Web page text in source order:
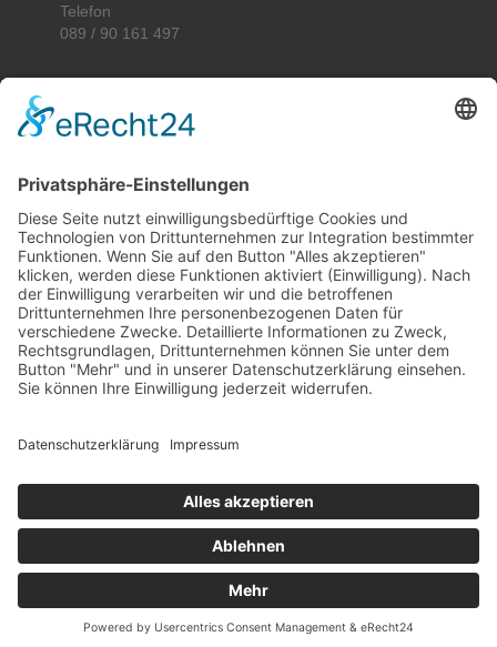
Telefon
089 / 90 161 497
Umgebung
Alle Einsatzgebiete Altstadt Lehel
Aubing
Au-Haidhausen
Am Hart Bogenhausen
Forstenried
Fürstenried
Großhadern Isarvorstadt
Laim
Langwied
Ludwigsvorstadt
Maxvorstadt
Milbertshofen
Neuhausen
Nymphenburg
Oberföhring
Obermenzing Pasing Sendling
Solln
Schwabing
Schwanthalerhöhe
Thalkirchen
Gebäudereinigung München
© 2026 ZCLEAN – Alle Rechte vorbehalten
Cookie-Einstellungen